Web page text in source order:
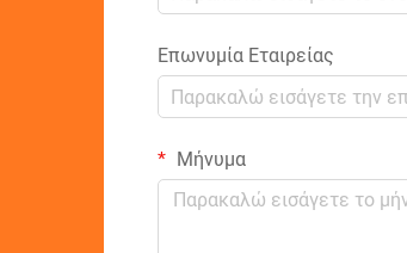
Επωνυμία Εταιρείας
Μήνυμα